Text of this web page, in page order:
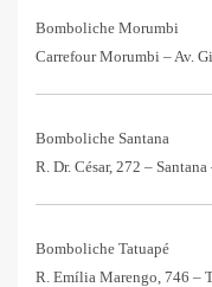
Bomboliche Morumbi
Carrefour Morumbi – Av.
Bomboliche Santana
R. Dr. César, 272 –
Bomboliche Tatuapé
R. Emília Marengo, 746 –